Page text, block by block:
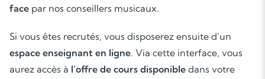
face par nos conseillers musicaux.
Si vous êtes recrutés, vous disposerez ensuite d’un
espace enseignant en ligne. Via cette interface, vous
aurez accès à l’offre de cours disponible dans votre
Soutien scolaire
Cours de musique
Les deux